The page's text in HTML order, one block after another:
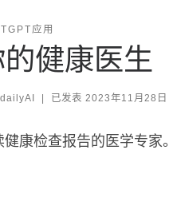
应用
健康医生
dailyAI 已发表 2023年11月28日
康检查报告的医学专家。